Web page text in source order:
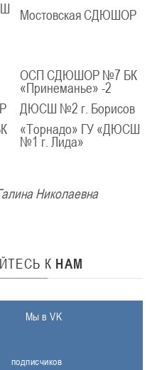
Мостовская СДЮШОР
ОСП СДЮШОР №7 БК
«Принеманье» -2
ДЮСШ №2 г. Борисов
«Торнадо» ГУ «ДЮСШ
№1 г. Лида»
Николаевна
К НАМ
Мы в VK
подписчиков